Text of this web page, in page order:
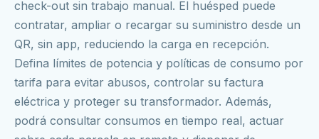
check-out sin trabajo manual. El huésped puede
contratar, ampliar o recargar su suministro desde un
QR, sin app, reduciendo la carga en recepción.
Defina límites de potencia y políticas de consumo por
tarifa para evitar abusos, controlar su factura
eléctrica y proteger su transformador. Además,
podrá consultar consumos en tiempo real, actuar